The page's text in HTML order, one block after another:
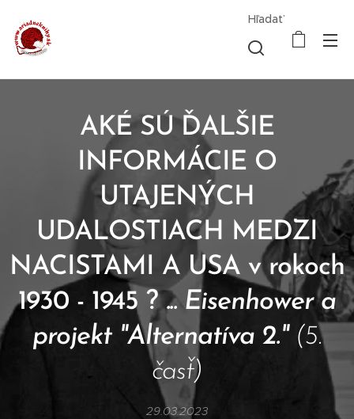
Hľadať
AKÉ SÚ ĎALŠIE
INFORMÁCIE O
UTAJENÝCH
UDALOSTIACH MEDZI
NACISTAMI A USA v rokoch
1930 - 1945 ? ... Eisenhower a
projekt "Alternatíva 2." (5.
časť)
29.03.2023